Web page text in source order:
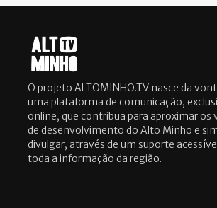
O projeto ALTOMINHO.TV nasce da
uma plataforma de comunicação,
online, que contribua para aproximar os
de desenvolvimento do Alto Minho e
divulgar, através de um suporte
toda a informação da região.